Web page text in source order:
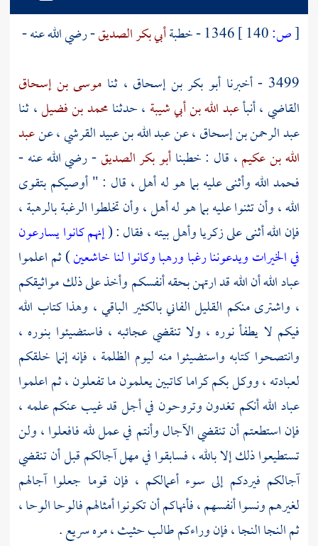
[ص: 1346 - خطبة أبي بكر الصديق- رضي الله عنه -
3499 - أخبرنا
أبو بكر بن إسحاق ، ثنا موسى بن إسحاق
القاضي ، أنبأعبد الله بن أبي شيبة ، حدثنامحمد بن فضيل، ثنا
عبد الرحمن بن إسحاق، عنعبد الله بن عبيد القرشي، عنعبد
الله بن عكيم، قال : خطبناأبو بكر الصديق- رضي الله عنه -
فحمد الله وأثنى عليه بما هو له أهل ، قال : " أوصيكم بتقوى
الله ، وأن تثنوا عليه بما هو له أهل ، وأن تخلطوا الرغبة بالرهبة ،
فإن الله أثنى علىزكرياوأهل بيته ، فقال : (إنهم كانوا يسارعون
في الخيرات ويدعوننا رغبا ورهبا وكانوا لنا خاشعين) ثم اعلموا
عباد الله أن الله قد ارتهن بحقه أنفسكم وأخذ على ذلك مواثيقكم
، واشترى منكم القليل الفاني بالكثير الباقي ، وهذا كتاب الله
فيكم لا يطفأ نوره ، ولا تنقضي عجائبه ، فاستضيئوا بنوره ،
وانتصحوا كتابه واستضيئوا منه ليوم الظلمة ، فإنه إنما خلقكم
لعبادته ، ووكل بكم كراما كاتبين يعلمون ما تفعلون ، ثم اعلموا
عباد الله أنكم تغدون وتروحون في أجل قد غيب عنكم علمه ،
فإن استطعتم أن تنقضي الآجال وأنتم في عمل لله فافعلوا ، ولن
تستطيعوا ذلك إلا بالله ، فسابقوا في مهل آجالكم قبل أن تنقضي
آجالكم فيردكم إلى سوء أعمالكم ، فإن قوما جعلوا آجالهم
لغيرهم ونسوا أنفسهم ، فأنهاكم أن تكونوا أمثالهم فالوحا الوحا ،
ثم النجا النجا ، فإن وراءكم طالب حثيث ، مره سريع .